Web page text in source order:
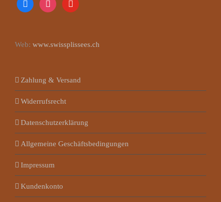
Web: www.swissplissees.ch
Zahlung & Versand
Widerrufsrecht
Datenschutzerklärung
Allgemeine Geschäftsbedingungen
Impressum
Kundenkonto